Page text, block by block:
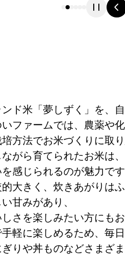
ド米「夢しずく」を、
ファームでは、農薬や化
方法でお米づくりに取り
がら育てられたお米は、
感じられるのが魅力です
大きく、炊きあがりはふ
甘みがあり、
さを楽しみたい方にも
軽に楽しめるため、毎
りや丼ものなどさまざ